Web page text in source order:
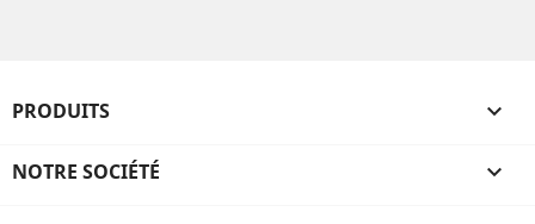
PRODUITS 
NOTRE SOCIÉTÉ 